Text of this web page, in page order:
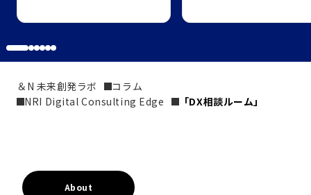
＆N 未来創発ラボ
コラム
NRI Digital Consulting Edge
「DX相談ルーム」
About